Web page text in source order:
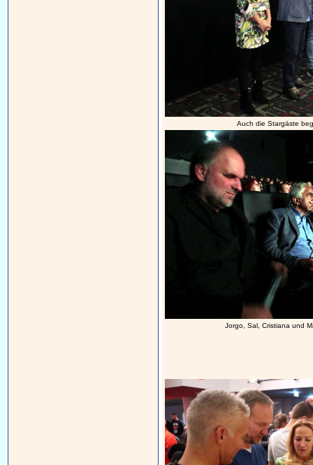
Auch die Stargäste
Jorgo, Sal, Cristiana und